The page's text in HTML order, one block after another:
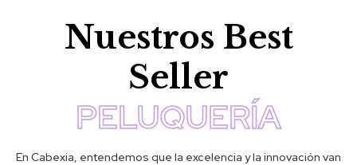
Nuestros Best
Seller
PELUQUERÍA
En Cabexia, entendemos que la excelencia y la innovación van